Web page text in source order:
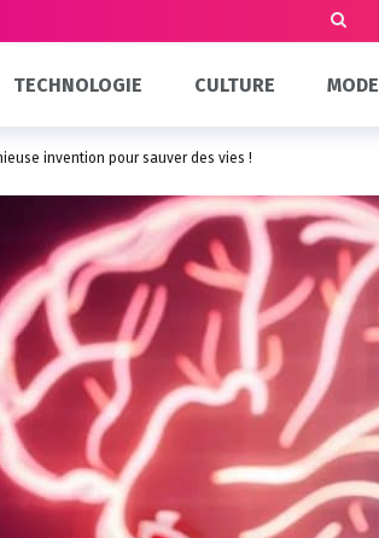
TECHNOLOGIE CULTURE MODE
invention pour sauver des vies !